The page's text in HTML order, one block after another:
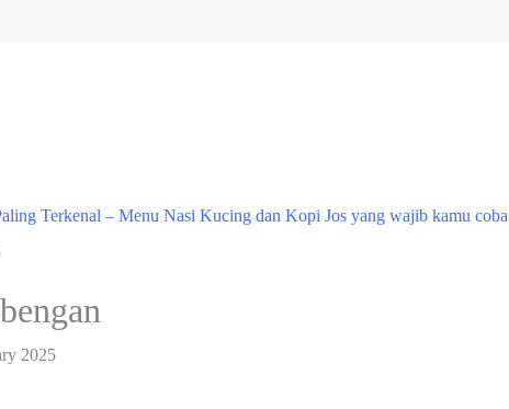
Terkenal – Menu Nasi Kucing dan Kopi Jos yang wajib kamu coba
2025